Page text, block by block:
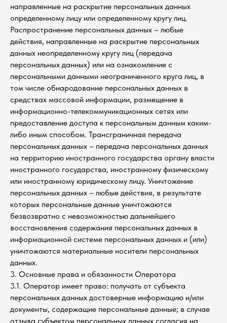
направленные на раскрытие персональных данных
определенному лицу или определенному кругу лиц.
Распространение персональных данных – любые
действия, направленные на раскрытие персональных
данных неопределенному кругу лиц (передача
персональных данных) или на ознакомление с
персональными данными неограниченного круга лиц, в
том числе обнародование персональных данных в
средствах массовой информации, размещение в
информационно-телекоммуникационных сетях или
предоставление доступа к персональным данным каким-
либо иным способом. Трансграничная передача
персональных данных – передача персональных данных
на территорию иностранного государства органу власти
иностранного государства, иностранному физическому
или иностранному юридическому лицу. Уничтожение
персональных данных – любые действия, в результате
которых персональные данные уничтожаются
безвозвратно с невозможностью дальнейшего
восстановления содержания персональных данных в
информационной системе персональных данных и (или)
уничтожаются материальные носители персональных
данных.
3. Основные права и обязанности Оператора
3.1. Оператор имеет право: получать от субъекта
персональных данных достоверные информацию и/или
документы, содержащие персональные данные; в случае
отзыва субъектом персональных данных согласия на